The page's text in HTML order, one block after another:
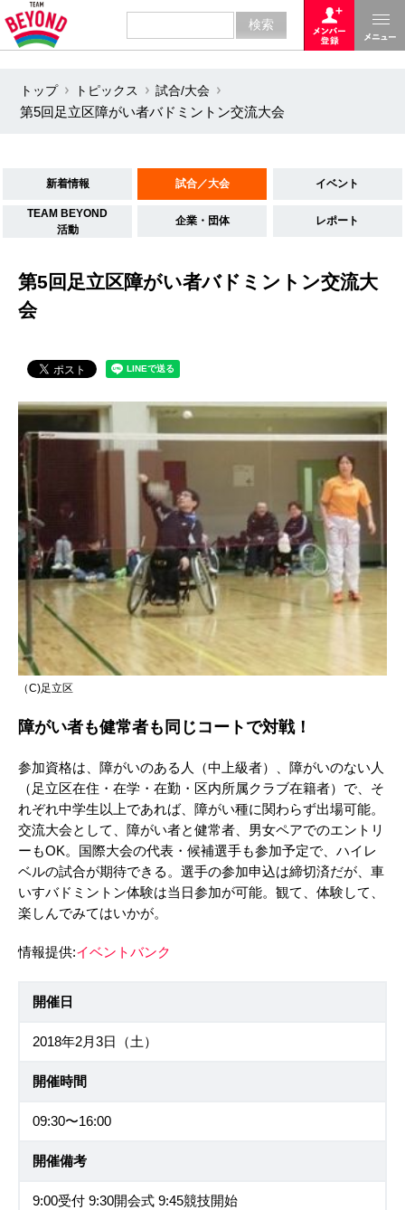
トップ トピックス
試合/大会
第5回足立区障がい者バドミントン交流大会
新着情報 試合／大会 イベント
TEAM BEYOND
活動
企業・団体 レポート
第5回足立区障がい者バドミントン交流大
会
（C)足立区
障がい者も健常者も同じコートで対戦！
参加資格は、障がいのある人（中上級者）、障がいのない人
（足立区在住・在学・在勤・区内所属クラブ在籍者）で、そ
れぞれ中学生以上であれば、障がい種に関わらず出場可能。
交流大会として、障がい者と健常者、男女ペアでのエントリ
ーもOK。国際大会の代表・候補選手も参加予定で、ハイレ
ベルの試合が期待できる。選手の参加申込は締切済だが、車
いすバドミントン体験は当日参加が可能。観て、体験して、
楽しんでみてはいかが。
情報提供:イベントバンク
開催日
2018年2月3日（土）
開催時間
09:30〜16:00
開催備考
9:00受付 9:30開会式 9:45競技開始